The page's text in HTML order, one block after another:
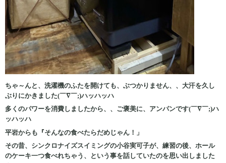
ちゃ～んと、洗濯機のふたを開けても、ぶつかりません、、大汗を久し
ぶりにかきました(￣∇￣;)ハッハッハ
多くのパワーを消費しましたから、、ご褒美に、アンパンです(￣∇￣;)ハ
ッハッハ
平岩からも『そんなの食べたらだめじゃん！」
その昔、シンクロナイズスイミングの小谷実可子が、練習の後、ホール
のケーキ一つ食べれちゃう、という事を話していたのを思い出しました